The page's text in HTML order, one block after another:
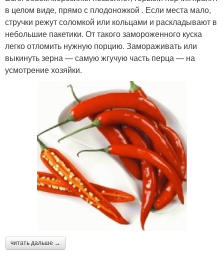
в целом виде, прямо с плодоножкой . Если места мало,
стручки режут соломкой или кольцами и раскладывают в
небольшие пакетики. От такого замороженного куска
легко отломить нужную порцию. Замораживать или
выкинуть зерна — самую жгучую часть перца — на
усмотрение хозяйки.
читать дальше →